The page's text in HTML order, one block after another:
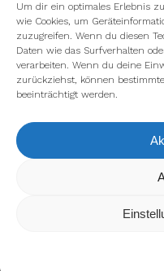
Um dir ein optimales Erlebnis
wie Cookies, um
zuzugreifen. Wenn du diesen
Daten wie das Surfverhalten
verarbeiten. Wenn du deine
zurückziehst, können
beeinträchtigt werden.
Wir verwenden Cookies,
kannst
verwenden oder sie